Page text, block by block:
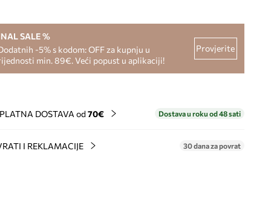
SALE %
-5% s kodom: OFF za kupnju u
min. 89€. Veći popust u aplikaciji!
Provjerite
DOSTAVA od 70€ Dostava u roku od 48 sati
I REKLAMACIJE 30 dana za povrat